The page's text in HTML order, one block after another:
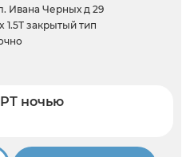
Ивана Черных д 29
1.5T закрытый тип
ночью